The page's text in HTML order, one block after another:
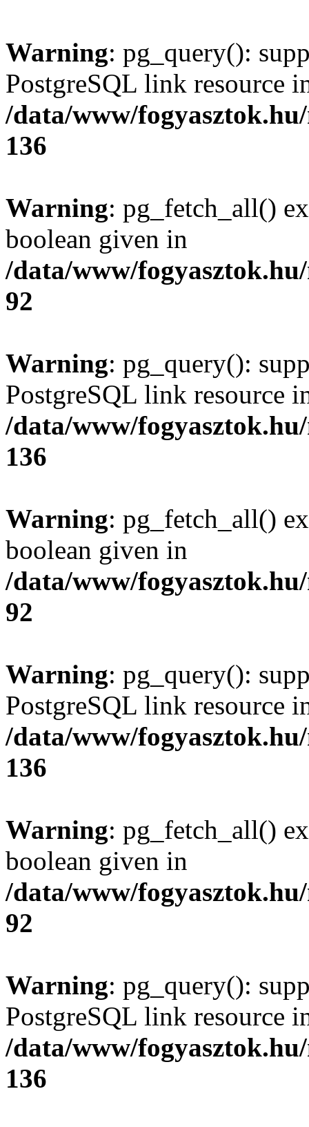
Warning: pg_query():
PostgreSQL link resource
/data/www/
136
Warning: pg_fetch_all()
boolean given in
/data/www/
92
Warning: pg_query():
PostgreSQL link resource
/data/www/
136
Warning: pg_fetch_all()
boolean given in
/data/www/
92
Warning: pg_query():
PostgreSQL link resource
/data/www/
136
Warning: pg_fetch_all()
boolean given in
/data/www/
92
Warning: pg_query():
PostgreSQL link resource
/data/www/
136